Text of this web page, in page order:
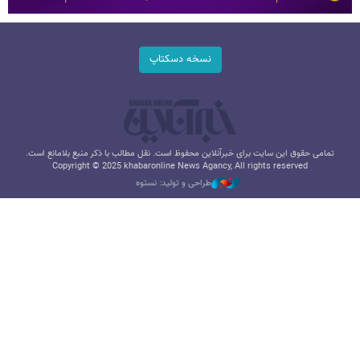
نسخه دسکتاپ
تمامی حقوق این سایت برای خبرآنلاین محفوظ است. نقل مطالب با ذکر منبع بلامانع است.
Copyright © 2025 khabaronline News Agancy, All rights reserved
طراحی و تولید: نستوه